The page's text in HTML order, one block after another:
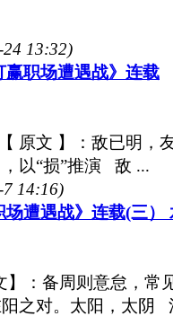
13:32)
职场遭遇战》连载
文 】：敌已明，
以“损”推演 敌 ...
14:16)
遭遇战》连载(三）
：备周则意怠，常
之对。太阳，太阴